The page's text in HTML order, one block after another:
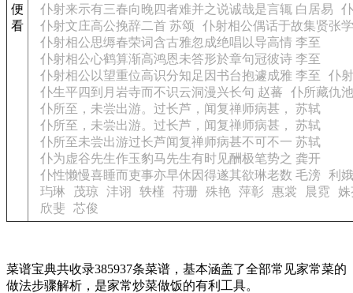
便
看
仆射来示有三春向晚四者难并之说诚哉是言辄 白居易
仆射文庄高公挽辞二首 苏颂
仆射相公偶话于故集贤张
仆射相公思缛春荣词含古雅忽成绝唱以导高情 李至
仆射相公心鹤算渐高鸿恩未答形於章句冠彼诗 李至
仆射相公以望重位高识分知足因书台抱遽成雅 李至
仆
仆生平四到月岩寺而不识云洞漫兴长句 赵蕃
仆所藏仇
仆所至，未尝出游。过长芦，闻复禅师病甚， 苏轼
仆所至，未尝出游。过长芦，闻复禅师病甚， 苏轼
仆所至未尝出游过长芦闻复禅师病甚不可不一 苏轼
仆为虚谷先生作玉豹马先生有时见酬极笔势之 龚开
仆性懒慢喜睡而吏事亦早休因得遂其欲琳老数 毛滂
利娥
玙琳
茂琼 沣诩 轶槿 苻珊 殊艳 萍彰 惠裳 晨霓
姝
欣斐
芯俊
菜谱宝典共收录385937条菜谱，基本涵盖了全部常见家常菜的
做法步骤解析，是家常炒菜做饭的有利工具。